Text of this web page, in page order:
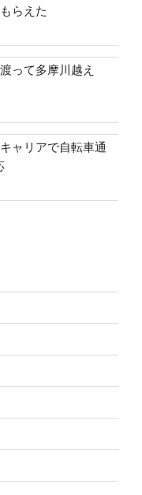
らえた
って多摩川越え
ャリアで自転車通